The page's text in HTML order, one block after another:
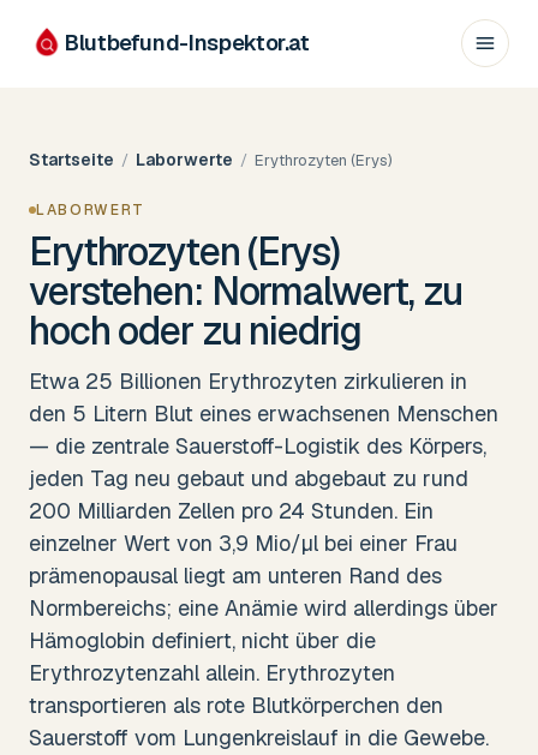
Blutbefund-Inspektor.at
Startseite / Laborwerte / Erythrozyten (Erys)
LABORWERT
Erythrozyten (Erys)
verstehen: Normalwert, zu
hoch oder zu niedrig
Etwa 25 Billionen Erythrozyten zirkulieren in
den 5 Litern Blut eines erwachsenen Menschen
— die zentrale Sauerstoff-Logistik des Körpers,
jeden Tag neu gebaut und abgebaut zu rund
200 Milliarden Zellen pro 24 Stunden. Ein
einzelner Wert von 3,9 Mio/µl bei einer Frau
prämenopausal liegt am unteren Rand des
Normbereichs; eine Anämie wird allerdings über
Hämoglobin definiert, nicht über die
Erythrozytenzahl allein. Erythrozyten
transportieren als rote Blutkörperchen den
Sauerstoff vom Lungenkreislauf in die Gewebe.